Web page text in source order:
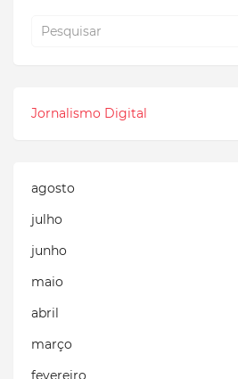
Jornalismo Digital
agosto
julho
junho
maio
abril
março
fevereiro